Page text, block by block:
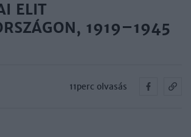
ELIT
1919–1945
11perc olvasás